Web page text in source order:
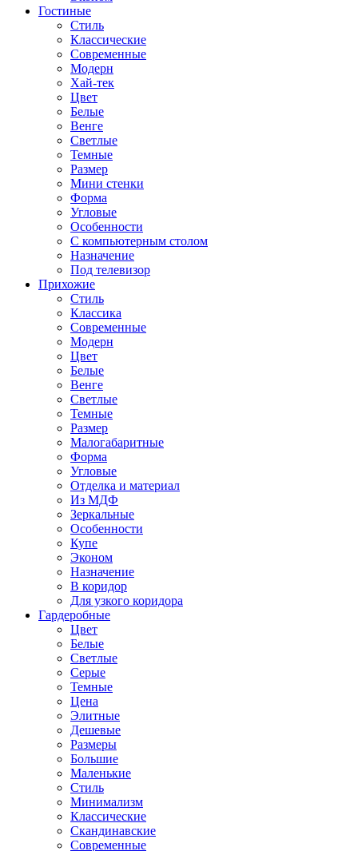
Гостиные
Стиль
Классические
Современные
Модерн
Хай-тек
Цвет
Белые
Венге
Светлые
Темные
Размер
Мини стенки
Форма
Угловые
Особенности
С компьютерным столом
Назначение
Под телевизор
Прихожие
Стиль
Классика
Современные
Модерн
Цвет
Белые
Венге
Светлые
Темные
Размер
Малогабаритные
Форма
Угловые
Отделка и материал
Из МДФ
Зеркальные
Особенности
Купе
Эконом
Назначение
В коридор
Для узкого коридора
Гардеробные
Цвет
Белые
Светлые
Серые
Темные
Цена
Элитные
Дешевые
Размеры
Большие
Маленькие
Стиль
Минимализм
Классические
Скандинавские
Современные